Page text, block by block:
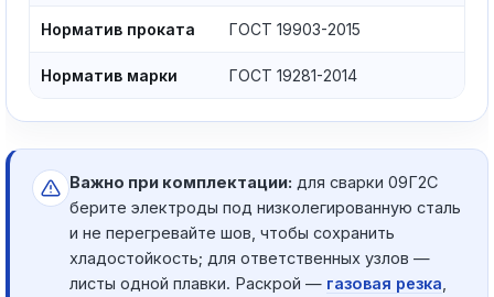
Норматив проката ГОСТ 19903-2015
Норматив марки ГОСТ 19281-2014
Важно при комплектации: для сварки 09Г2С
берите электроды под низколегированную сталь
и не перегревайте шов, чтобы сохранить
хладостойкость; для ответственных узлов —
листы одной плавки. Раскрой — газовая резка